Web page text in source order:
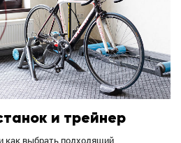
и трейнер
как выбрать подходящий